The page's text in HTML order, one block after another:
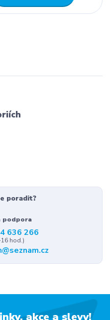
poradit?
podpora
636 266
hod.)
akce a slevy!